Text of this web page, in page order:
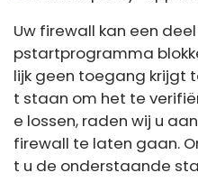
Uw firewall kan een
pstartprogramma
lijk geen toegang krijgt
t staan ​​om het te
e lossen, raden wij u
firewall te laten gaan.
t u de onderstaande